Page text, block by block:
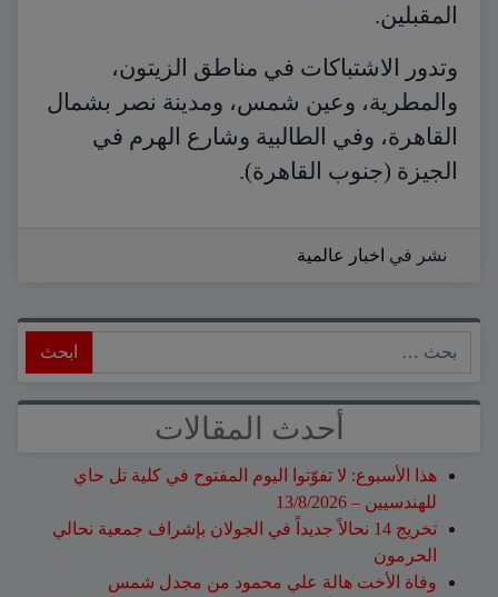
المقبلين.
وتدور الاشتباكات في مناطق الزيتون،
والمطرية، وعين شمس، ومدينة نصر بشمال
القاهرة، وفي الطالبية وشارع الهرم في
الجيزة (جنوب القاهرة).
نشر في اخبار عالمية
أحدث المقالات
هذا الأسبوع: لا تفوّتوا اليوم المفتوح في كلية تل حاي
للهندسيين – 13/8/2026
تخريج 14 نحالاً جديداً في الجولان بإشراف جمعية نحالي
الحرمون
وفاة الأخت هالة علي محمود من مجدل شمس